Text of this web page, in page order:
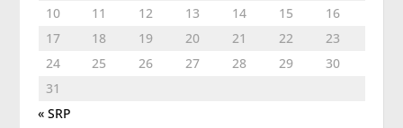
10
11 12 13 14 15
16
17
18 19 20 21 22
23
24
25 26 27 28 29
30
31
« SRP